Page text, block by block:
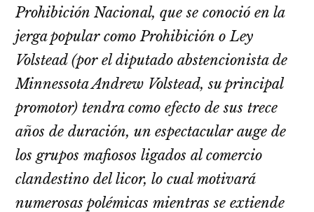
Prohibición Nacional, que se conoció en la
jerga popular como Prohibición o Ley
Volstead (por el diputado abstencionista de
Minnessota Andrew Volstead, su principal
promotor) tendra como efecto de sus trece
años de duración, un espectacular auge de
los grupos mafiosos ligados al comercio
clandestino del licor, lo cual motivará
numerosas polémicas mientras se extiende